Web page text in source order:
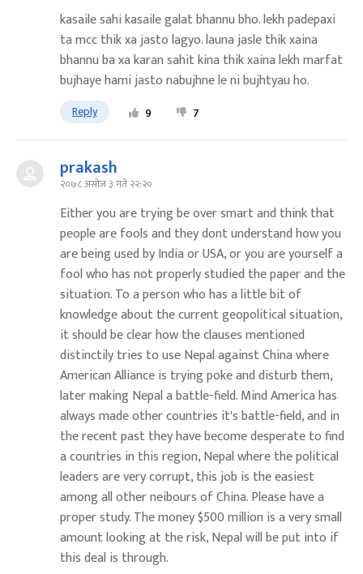
kasaile sahi kasaile galat bhannu bho. lekh padepaxi
ta mcc thik xa jasto lagyo. launa jasle thik xaina
bhannu ba xa karan sahit kina thik xaina lekh marfat
bujhaye hami jasto nabujhne le ni bujhtyau ho.
Reply 9 7
prakash
२०७८ असोज ३ गते २२:२०
Either you are trying be over smart and think that
people are fools and they dont understand how you
are being used by India or USA, or you are yourself a
fool who has not properly studied the paper and the
situation. To a person who has a little bit of
knowledge about the current geopolitical situation,
it should be clear how the clauses mentioned
distinctily tries to use Nepal against China where
American Alliance is trying poke and disturb them,
later making Nepal a battle-field. Mind America has
always made other countries it's battle-field, and in
the recent past they have become desperate to find
a countries in this region, Nepal where the political
leaders are very corrupt, this job is the easiest
among all other neibours of China. Please have a
proper study. The money $500 million is a very small
amount looking at the risk, Nepal will be put into if
this deal is through.